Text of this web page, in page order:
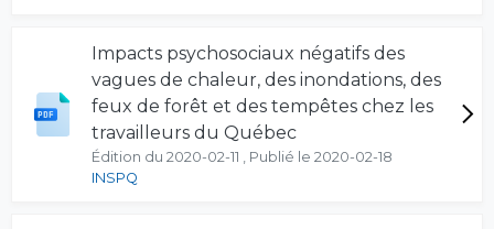
Impacts psychosociaux négatifs des
vagues de chaleur, des inondations, des
feux de forêt et des tempêtes chez les
travailleurs du Québec
Édition du 2020-02-11 , Publié le 2020-02-18
INSPQ